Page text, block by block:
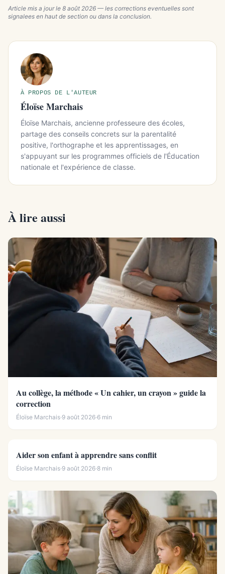
Article mis a jour le 8 août 2026 — les corrections eventuelles sont
signalees en haut de section ou dans la conclusion.
À PROPOS DE L'AUTEUR
Éloïse Marchais
Éloïse Marchais, ancienne professeure des écoles,
partage des conseils concrets sur la parentalité
positive, l'orthographe et les apprentissages, en
s'appuyant sur les programmes officiels de l'Éducation
nationale et l'expérience de classe.
À lire aussi
Au collège, la méthode « Un cahier, un crayon » guide la
correction
Éloïse Marchais·9 août 2026·6 min
Aider son enfant à apprendre sans conflit
Éloïse Marchais·9 août 2026·8 min